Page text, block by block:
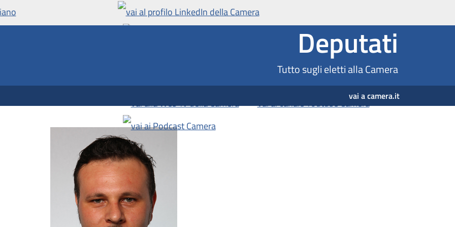
Deputati
Tutto sugli eletti alla Camera
vai a camera.it